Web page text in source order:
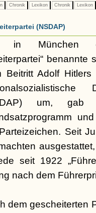
Chronik Lexikon Chronik Lexikon
(NSDAP)
in München
Beitritt Adolf
um, gab
Seit
seit 1922
nach dem
dem gescheiterten